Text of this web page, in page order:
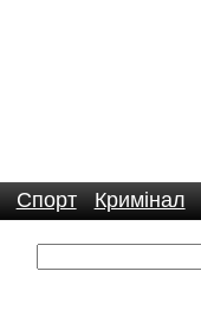
Спорт Кримінал